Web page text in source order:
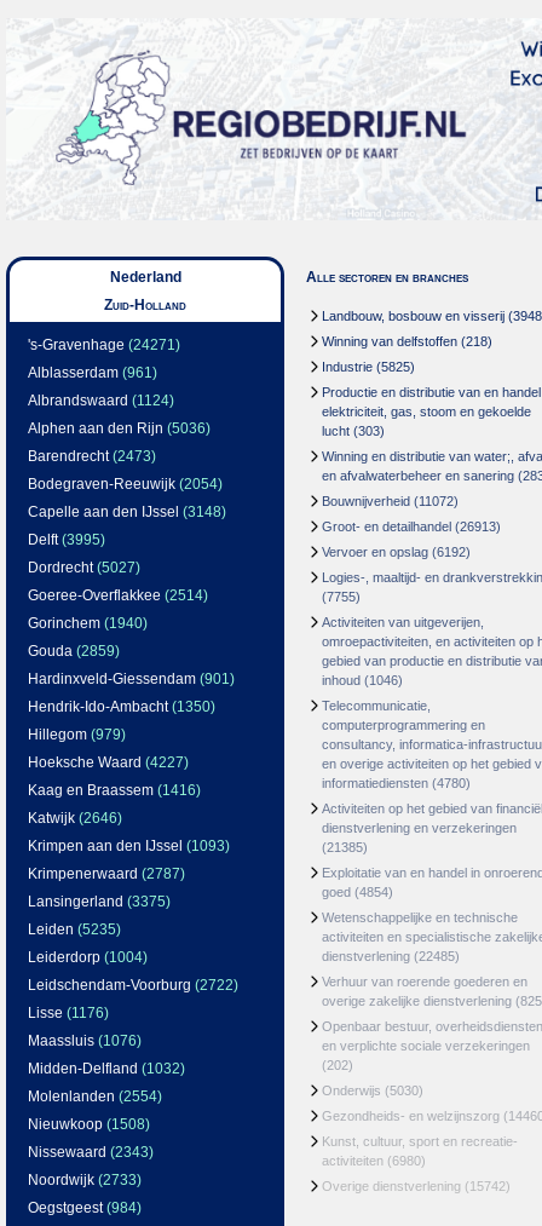
Nederland
Zuid-Holland
's-Gravenhage (24271)
Alblasserdam (961)
Albrandswaard (1124)
Alphen aan den Rijn (5036)
Barendrecht(2473)
Bodegraven-Reeuwijk (2054)
Capelle aan den IJssel (3148)
Delft(3995)
Dordrecht(5027)
Goeree-Overflakkee (2514)
Gorinchem (1940)
Gouda (2859)
Hardinxveld-Giessendam (901)
Hendrik-Ido-Ambacht(1350)
Hillegom (979)
Hoeksche Waard (4227)
Kaag en Braassem (1416)
Katwijk (2646)
Krimpen aan den IJssel (1093)
Krimpenerwaard (2787)
Lansingerland (3375)
Leiden (5235)
Leiderdorp (1004)
Leidschendam-Voorburg (2722)
Lisse (1176)
Maassluis (1076)
Midden-Delfland (1032)
Molenlanden (2554)
Nieuwkoop (1508)
Nissewaard (2343)
Noordwijk (2733)
Oegstgeest(984)
Alle sectoren en branches
Landbouw, bosbouw en visserij
Winning van delfstoffen (218)
Industrie (5825)
Productie en distributie van en
elektriciteit, gas, stoom en gekoelde
lucht (303)
Winning en distributie van water;,
en afvalwaterbeheer en sanering
Bouwnijverheid (11072)
Groot- en detailhandel (26913)
Vervoer en opslag (6192)
Logies-, maaltijd- en
(7755)
Activiteiten van uitgeverijen,
omroepactiviteiten, en activiteiten op
gebied van productie en distributie
inhoud (1046)
Telecommunicatie,
computerprogrammering en
consultancy, informatica-
en overige activiteiten op het gebied
informatiediensten (4780)
Activiteiten op het gebied van
dienstverlening en verzekeringen
(21385)
Exploitatie van en handel in
goed (4854)
Wetenschappelijke en technische
activiteiten en specialistische
dienstverlening (22485)
Verhuur van roerende goederen en
overige zakelijke dienstverlening
Openbaar bestuur, overheidsdiensten
en verplichte sociale verzekeringen
(202)
Onderwijs (5030)
Gezondheids- en welzijnszorg
Kunst, cultuur, sport en recreatie-
activiteiten (6980)
Overige dienstverlening (15742)